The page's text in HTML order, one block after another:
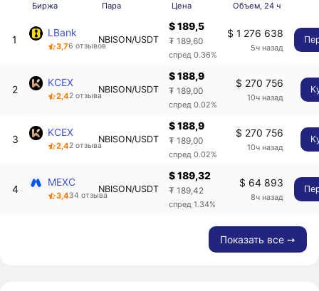
Биржа Пара Цена Объем, 24 ч
1
LBank
3,76 отзывов
NBISON/USDT
$ 189,5
₮ 189,60
спред 0.36%
$ 1 276 638
5ч назад
2
KCEX
2,42 отзыва
NBISON/USDT
$ 188,9
₮ 189,00
спред 0.02%
$ 270 756
10ч назад
3
KCEX
2,42 отзыва
NBISON/USDT
$ 188,9
₮ 189,00
спред 0.02%
$ 270 756
10ч назад
4
MEXC
3,434 отзыва
NBISON/USDT
$ 189,32
₮ 189,42
спред 1.34%
$ 64 893
8ч назад
Показать все ➙